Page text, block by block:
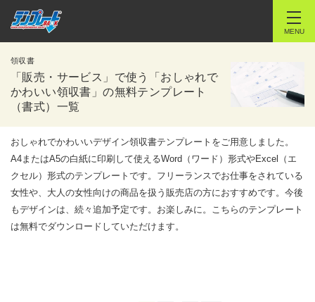
MENU
領収書
「販売・サービス」で使う「おしゃれで
かわいい領収書」の無料テンプレート
（書式）一覧
おしゃれでかわいいデザイン領収書テンプレートをご用意しました。
A4またはA5の白紙に印刷して使えるWord（ワード）形式やExcel（エ
クセル）形式のテンプレートです。フリーランスでお仕事をされている
女性や、大人の女性向けの商品を扱う販売店の方におすすめです。今後
もデザインは、続々追加予定です。お楽しみに。こちらのテンプレート
は無料でダウンロードしていただけます。